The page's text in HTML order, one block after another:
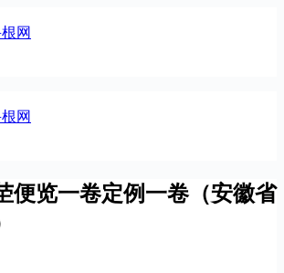
网
网
便览一卷定例一卷（安徽省